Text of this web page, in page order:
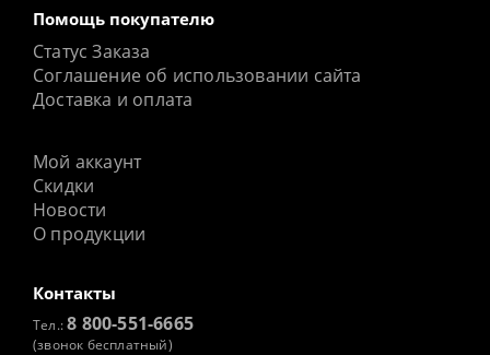
Помощь покупателю
Статус Заказа
Соглашение об использовании сайта
Доставка и оплата
Мой аккаунт
Скидки
Новости
О продукции
Контакты
Тел.:8 800-551-6665
(звонок бесплатный)